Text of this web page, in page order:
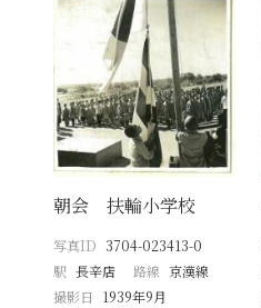
朝会 扶輪小学校
写真ID 3704-023413-0
駅 長辛店 路線 京漢線
撮影日
1939年9月